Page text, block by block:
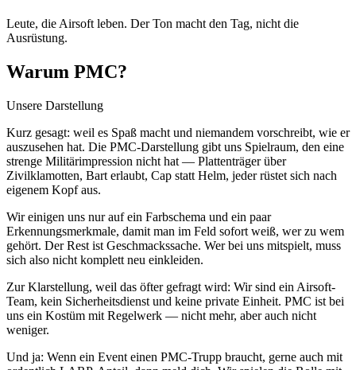
Leute, die Airsoft leben. Der Ton macht den Tag, nicht die
Ausrüstung.
Warum PMC?
Unsere Darstellung
Kurz gesagt: weil es Spaß macht und niemandem vorschreibt, wie er
auszusehen hat. Die PMC-Darstellung gibt uns Spielraum, den eine
strenge Militärimpression nicht hat — Plattenträger über
Zivilklamotten, Bart erlaubt, Cap statt Helm, jeder rüstet sich nach
eigenem Kopf aus.
Wir einigen uns nur auf ein Farbschema und ein paar
Erkennungsmerkmale, damit man im Feld sofort weiß, wer zu wem
gehört. Der Rest ist Geschmackssache. Wer bei uns mitspielt, muss
sich also nicht komplett neu einkleiden.
Zur Klarstellung, weil das öfter gefragt wird: Wir sind ein Airsoft-
Team, kein Sicherheitsdienst und keine private Einheit. PMC ist bei
uns ein Kostüm mit Regelwerk — nicht mehr, aber auch nicht
weniger.
Und ja: Wenn ein Event einen PMC-Trupp braucht, gerne auch mit